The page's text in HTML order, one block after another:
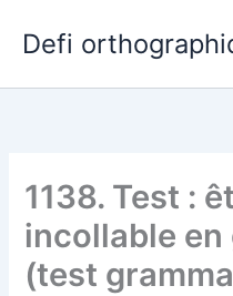
Defi
1138. Test :
incollable en
(test